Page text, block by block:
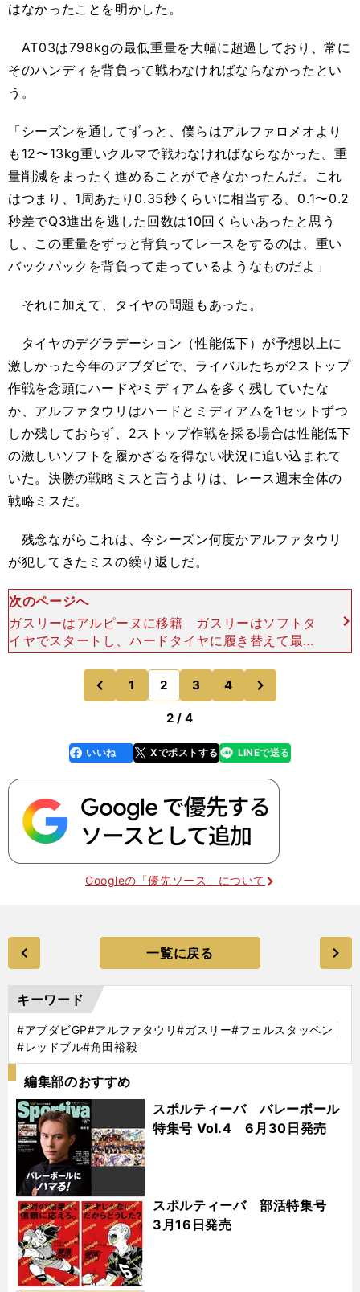
はなかったことを明かした。
AT03は798kgの最低重量を大幅に超過しており、常に
そのハンディを背負って戦わなければならなかったとい
う。
「シーズンを通してずっと、僕らはアルファロメオより
も12〜13kg重いクルマで戦わなければならなかった。重
量削減をまったく進めることができなかったんだ。これ
はつまり、1周あたり0.35秒くらいに相当する。0.1〜0.2
秒差でQ3進出を逃した回数は10回くらいあったと思う
し、この重量をずっと背負ってレースをするのは、重い
バックパックを背負って走っているようなものだよ」
それに加えて、タイヤの問題もあった。
タイヤのデグラデーション（性能低下）が予想以上に
激しかった今年のアブダビで、ライバルたちが2ストップ
作戦を念頭にハードやミディアムを多く残していたな
か、アルファタウリはハードとミディアムを1セットずつ
しか残しておらず、2ストップ作戦を採る場合は性能低下
の激しいソフトを履かざるを得ない状況に追い込まれて
いた。決勝の戦略ミスと言うよりは、レース週末全体の
戦略ミスだ。
残念ながらこれは、今シーズン何度かアルファタウリ
が犯してきたミスの繰り返しだ。
次のページへ
ガスリーはアルピーヌに移籍 ガスリーはソフトタ
イヤでスタートし、ハードタイヤに履き替えて最後
まで走りきる戦略に切り替えたが、アルボンに抑え
込まれて抜け出せないまま14位でレースを終える
ことになってし
前
のページへ
1 2 3 4
のページへ
2 / 4
faceboo
k
いいね Xでポストする
line LINEで送る
Googleの「優先ソース」について
一覧に戻る
キーワード
#アブダビGP#アルファタウリ#ガスリー#フェルスタッペン
#レッドブル#角田裕毅
編集部のおすすめ
スポルティーバ バレーボール
特集号 Vol.4 6月30日発売
スポルティーバ 部活特集号
3月16日発売